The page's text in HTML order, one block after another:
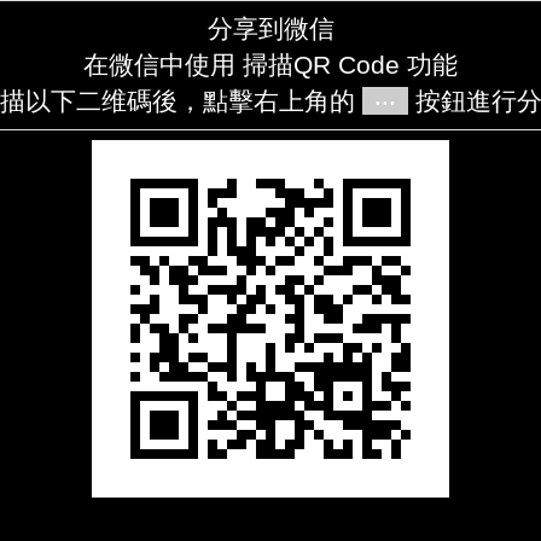
分享到微信
在微信中使用 掃描QR Code 功能
以下二维碼後，點擊右上角的
‧‧‧ 按鈕進行